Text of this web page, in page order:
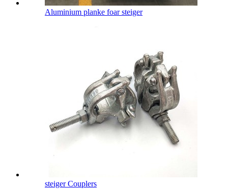
Aluminium planke foar steiger
steiger Couplers